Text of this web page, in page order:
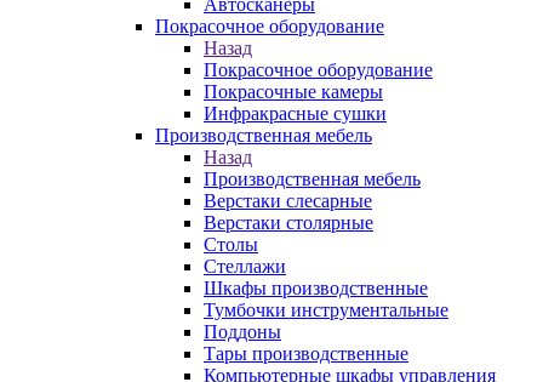
Автосканеры
Покрасочное оборудование
Назад
Покрасочное оборудование
Покрасочные камеры
Инфракрасные сушки
Производственная мебель
Назад
Производственная мебель
Верстаки слесарные
Верстаки столярные
Столы
Стеллажи
Шкафы производственные
Тумбочки инструментальные
Поддоны
Тары производственные
Компьютерные шкафы управления